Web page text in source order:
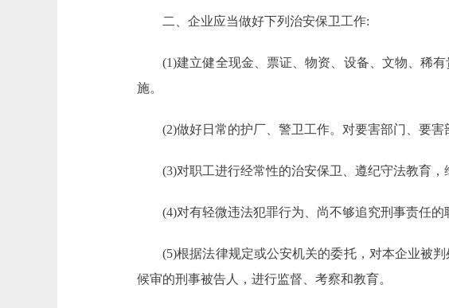
二、企业应当做好下列治安保卫工作:
(1)建立健全现金、票证、物资、设备、文物、稀有
施。
(2)做好日常的护厂、警卫工作。对要害部门、要害
(3)对职工进行经常性的治安保卫、遵纪守法教育，
(4)对有轻微违法犯罪行为、尚不够追究刑事责任的
(5)根据法律规定或公安机关的委托，对本企业被判
候审的刑事被告人，进行监督、考察和教育。